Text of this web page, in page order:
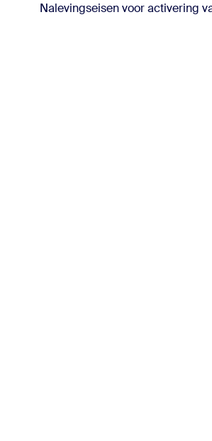
Nalevingseisen voor activering